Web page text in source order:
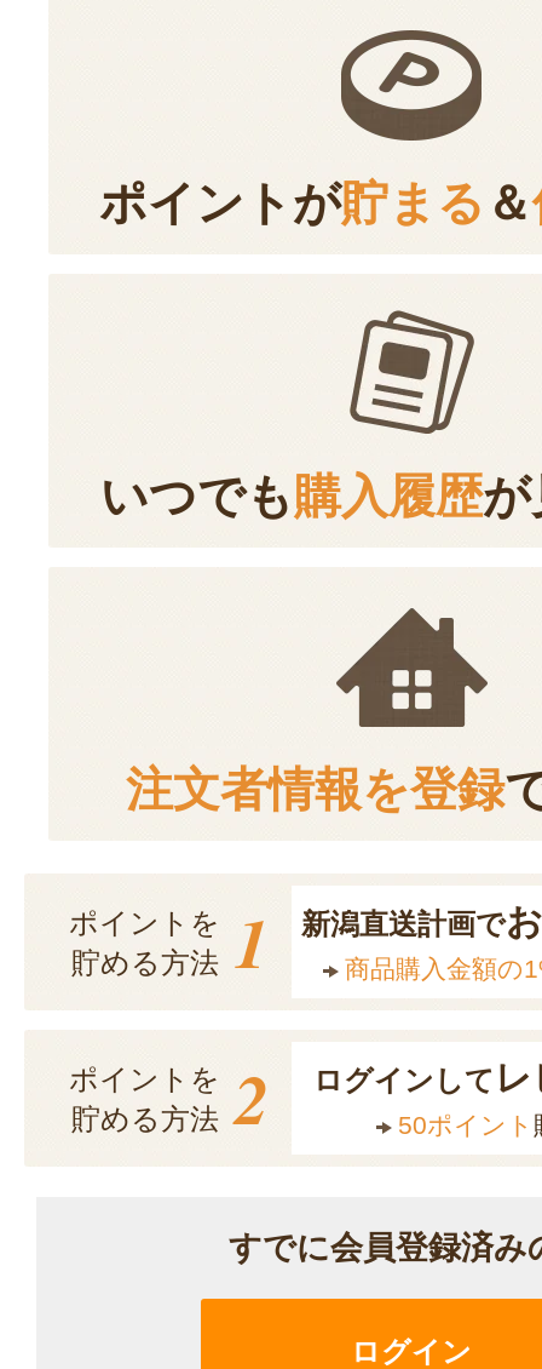
ポイントが貯まる ＆
いつでも購入履歴が
注文者情報を登録
ポイントを
貯める方法 1 新潟直送計画で
商品購入金額の
ポイントを
貯める方法 2 ログインして
50ポイント
すでに会員登録済み
ログイン